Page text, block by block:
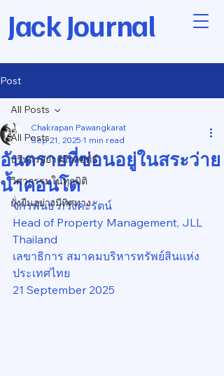
Jack Journal
Post
All Posts
บริหารอย่างมีกลยุทธ์
วิศวกรรมในทุกมิติ
ยั่งยืนอย่างมีทิศทาง
All Posts
อันตรายที่ซ่อนอยู่ในสระว่าย
น้ำคอนโด
Chakrapan Pawangkarat
Sep 21, 2025 1 min read
จักรพันธ์ ภวังคะรัตน์
Head of Property Management, JLL
Thailand
เลขาธิการ สมาคมบริหารทรัพย์สินแห่ง
ประเทศไทย
21 September 2025